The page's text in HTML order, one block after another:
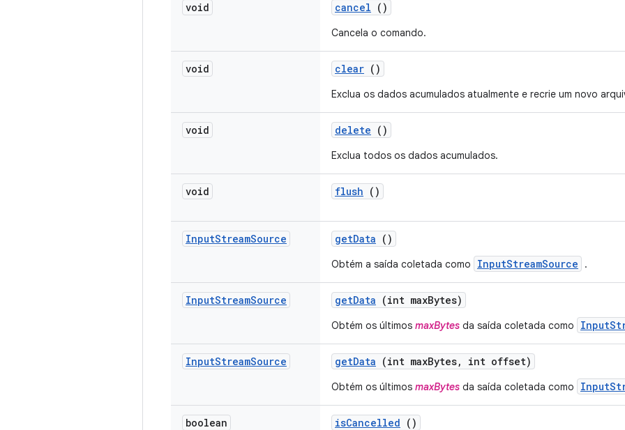
void cancel ()
Cancela o comando.
void clear ()
Exclua os dados acumulados atualmente e recrie um novo
void delete ()
Exclua todos os dados acumulados.
void flush ()
InputStreamSource getData ()
Obtém a saída coletada como InputStreamSource .
InputStreamSource getData (int maxBytes)
Obtém os últimos maxBytes da saída coletada como
InputStreamSource getData (int maxBytes, int offset)
Obtém os últimos maxBytes da saída coletada como
boolean isCancelled ()